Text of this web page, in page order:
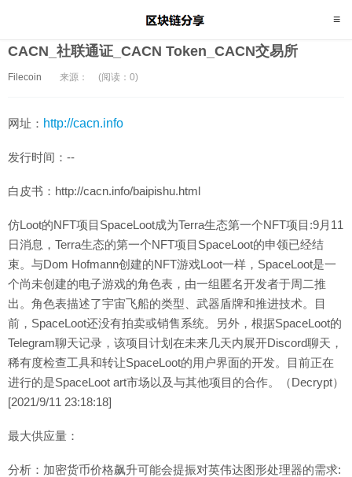
CACN_社联通证_CACN Token_CACN交易所
Filecoin 来源： (阅读：0)
网址： http://cacn.info
发行时间：--
白皮书：http://cacn.info/baipishu.html
仿Loot的NFT项目SpaceLoot成为Terra生态第一个NFT项目:9月11
日消息，Terra生态的第一个NFT项目SpaceLoot的申领已经结
束。与Dom Hofmann创建的NFT游戏Loot一样，SpaceLoot是一
个尚未创建的电子游戏的角色表，由一组匿名开发者于周二推
出。角色表描述了宇宙飞船的类型、武器盾牌和推进技术。目
前，SpaceLoot还没有拍卖或销售系统。另外，根据SpaceLoot的
Telegram聊天记录，该项目计划在未来几天内展开Discord聊天，
稀有度检查工具和转让SpaceLoot的用户界面的开发。目前正在
进行的是SpaceLoot art市场以及与其他项目的合作。（Decrypt）
[2021/9/11 23:18:18]
最大供应量：
分析：加密货币价格飙升可能会提振对英伟达图形处理器的需求: